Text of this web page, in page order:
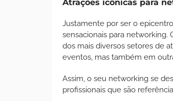
Atrações icônicas para
Justamente por ser o
sensacionais para networking.
dos mais diversos setores de
eventos, mas também em
Assim, o seu networking se
profissionais que são